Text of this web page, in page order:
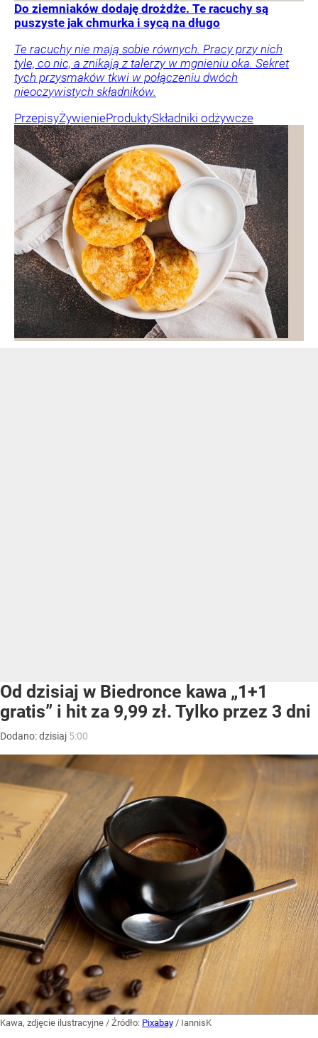
Do ziemniaków dodaję drożdże. Te racuchy są
puszyste jak chmurka i sycą na długo
Te racuchy nie mają sobie równych. Pracy przy nich
tyle, co nic, a znikają z talerzy w mgnieniu oka. Sekret
tych przysmaków tkwi w połączeniu dwóch
nieoczywistych składników.
PrzepisyŻywienieProduktySkładniki odżywcze
Od dzisiaj w Biedronce kawa „1+1
gratis” i hit za 9,99 zł. Tylko przez 3 dni
Dodano:dzisiaj 5:00
Kawa, zdjęcie ilustracyjne / Źródło: Pixabay / IannisK